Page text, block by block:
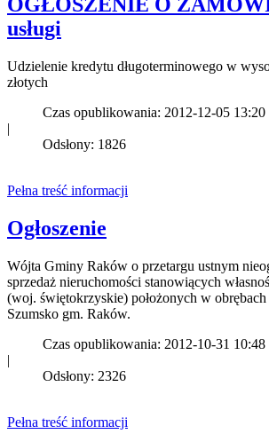
OGŁOSZENIE O
usługi
Udzielenie kredytu długoterminowego w
złotych
Czas opublikowania: 2012-12-05 13:20
|
Odsłony: 1826
Pełna treść informacji
Ogłoszenie
Wójta Gminy Raków o przetargu ustnym
sprzedaż nieruchomości stanowiących
(woj. świętokrzyskie) położonych w
Szumsko gm. Raków.
Czas opublikowania: 2012-10-31 10:48
|
Odsłony: 2326
Pełna treść informacji